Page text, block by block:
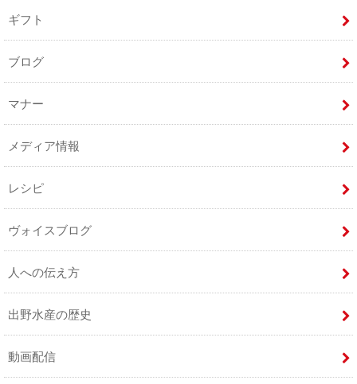
ギフト
ブログ
マナー
メディア情報
レシピ
ヴォイスブログ
人への伝え方
出野水産の歴史
動画配信